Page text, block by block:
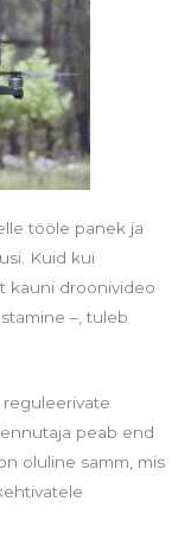
tööle panek ja
Kuid kui
kauni droonivideo
–, tuleb
peab end
oluline samm, mis